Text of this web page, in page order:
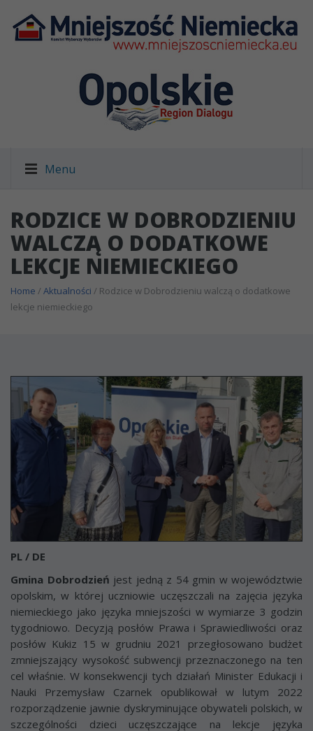
Menu
RODZICE W DOBRODZIENIU
WALCZĄ O DODATKOWE
LEKCJE NIEMIECKIEGO
Home / Aktualności / Rodzice w Dobrodzieniu walczą o dodatkowe
lekcje niemieckiego
PL / DE
Gmina Dobrodzień jest jedną z 54 gmin w województwie
opolskim, w której uczniowie uczęszczali na zajęcia języka
niemieckiego jako języka mniejszości w wymiarze 3 godzin
tygodniowo. Decyzją posłów Prawa i Sprawiedliwości oraz
posłów Kukiz 15 w grudniu 2021 przegłosowano budżet
zmniejszający wysokość subwencji przeznaczonego na ten
cel właśnie. W konsekwencji tych działań Minister Edukacji i
Nauki Przemysław Czarnek opublikował w lutym 2022
rozporządzenie jawnie dyskryminujące obywateli polskich, w
szczególności dzieci uczęszczające na lekcje języka